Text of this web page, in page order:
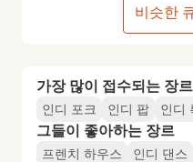
가장 많이 접수되는 장르
인디 포크 인디 팝 인디
그들이 좋아하는 장르
프렌치 하우스 인디 댄스
비슷한